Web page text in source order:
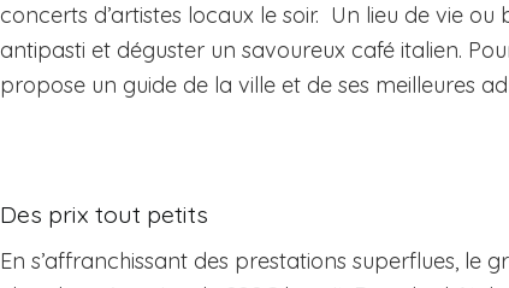
concerts d’artistes locaux le soir. Un lieu de vie
antipasti et déguster un savoureux café italien.
propose un guide de la ville et de ses meilleures
Des prix tout petits
En s’affranchissant des prestations superflues, le